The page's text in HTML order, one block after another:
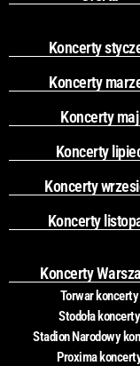
Koncerty
Koncerty
Koncerty maj
Koncerty
Koncerty
Koncerty
Koncerty
Torwar koncerty
Stodoła koncerty
Stadion Narodowy
Proxima